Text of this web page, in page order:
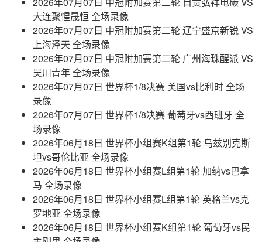
大连聚惺晟恒 全场录像
2026年07月07日 中冠附加赛第二轮 辽宁盛京新锐 VS
上海泽天 全场录像
2026年07月07日 中冠附加赛第二轮 广州海珠醒派 VS
吴川青年 全场录像
2026年07月07日 世界杯1/8决赛 美国vs比利时 全场
录像
2026年07月07日 世界杯1/8决赛 葡萄牙vs西班牙 全
场录像
2026年06月18日 世界杯小组赛K组第1轮 乌兹别克斯
坦vs哥伦比亚 全场录像
2026年06月18日 世界杯小组赛L组第1轮 加纳vs巴拿
马 全场录像
2026年06月18日 世界杯小组赛L组第1轮 英格兰vs克
罗地亚 全场录像
2026年06月18日 世界杯小组赛K组第1轮 葡萄牙vs民